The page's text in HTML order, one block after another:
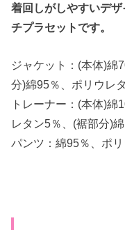
着回しがしやすいデ
チプラセットです。
ジャケット：(本体)綿
分)綿95％、ポリウレ
トレーナー：(本体)綿
レタン5％、(裾部分)
パンツ：綿95％、ポ